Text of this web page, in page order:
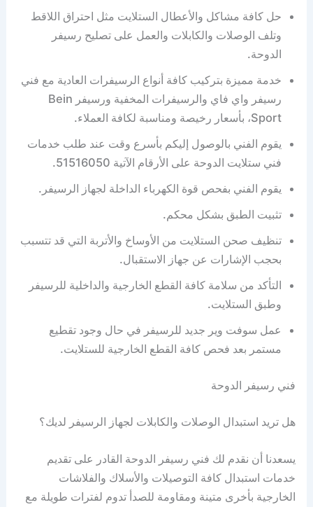
حل كافة مشاكل والأعطال الستلايت مثل احتراق اللاقط
وتلف الوصلات والكابلات والعمل على تصليح رسيفر
الدوحة.
خدمة مميزة بتركيب كافة أنواع الرسيفرات العادية مع فني
رسيفر واي فاي والرسيفرات المخفية ورسيفر Bein
Sport، بأسعار رخيصة ومناسبة لكافة العملاء.
يقوم الفني بالوصول إليكم بأسرع وقت عند طلب خدمات
فني ستلايت الدوحة على الأرقام الآتية 51516050.
يقوم الفني بفحص قوة الكهرباء الداخلة لجهاز الرسيفر.
تثبيت الطبق بشكل محكم.
تنظيف صحن الستلايت من الأوساخ والأتربة التي قد تتسبب
بحجب الإشارات عن جهاز الاستقبال.
التأكد من سلامة كافة القطع الخارجية والداخلية للرسيفر
وطبق الستلايت.
عمل سوفت وير جديد للرسيفر في حال وجود تقطيع
مستمر بعد فحص كافة القطع الخارجية للستلايت.
فني رسيفر الدوحة
هل تريد استبدال الوصلات والكابلات لجهاز الرسيفر لديك؟
يسعدنا أن نقدم لك فني رسيفر الدوحة القادر على تقديم
خدمات استبدال كافة التوصيلات والأسلاك والفلاشات
الخارجية بأخرى متينة ومقاومة للصدأ تدوم لفترات طويلة مع